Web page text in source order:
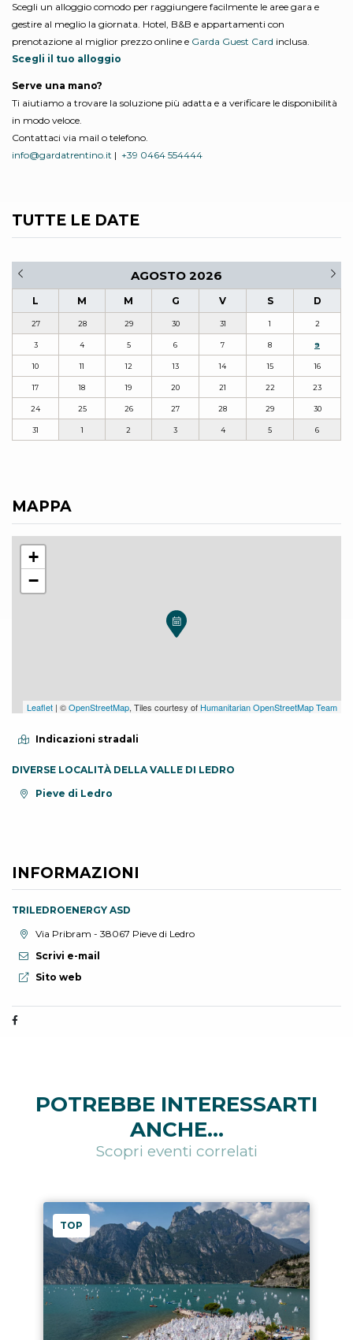
Scegli un alloggio comodo per raggiungere facilmente le aree gara e
gestire al meglio la giornata. Hotel, B&B e appartamenti con
prenotazione al miglior prezzo online e Garda Guest Card inclusa.
Scegli il tuo alloggio
Serve una mano?
Ti aiutiamo a trovare la soluzione più adatta e a verificare le disponibilità
in modo veloce.
Contattaci via mail o telefono.
info@gardatrentino.it | +39 0464 554444
TUTTE LE DATE
AGOSTO 2026
L M M G V S D
27 28 29 30 31 1 2
3 4 5 6 7 8 9
10 11 12 13 14 15 16
17 18 19 20 21 22 23
24 25 26 27 28 29 30
31 1 2 3 4 5 6
MAPPA
+
−
Leaflet | ©OpenStreetMap, Tiles courtesy of Humanitarian OpenStreetMap Team
Indicazioni stradali
DIVERSE LOCALITÀ DELLA VALLE DI LEDRO
Località:Pieve di Ledro
INFORMAZIONI
TRILEDROENERGY ASD
Località:Via Pribram - 38067 Pieve di Ledro
Scrivi e-mail
Sito web:
Sito web
POTREBBE INTERESSARTI
ANCHE...
Scopri eventi correlati
TOP